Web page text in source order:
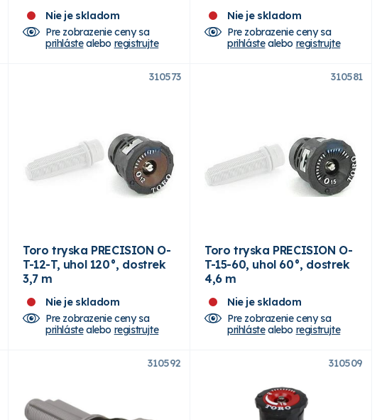
Nie je skladom
Pre zobrazenie ceny sa
prihlástealebo registrujte
Nie je skladom
Pre zobrazenie ceny sa
prihlástealebo registrujte
310573
Toro tryska PRECISION O-
T-12-T, uhol 120°, dostrek
3,7 m
Nie je skladom
Pre zobrazenie ceny sa
prihlástealebo registrujte
310581
Toro tryska PRECISION O-
T-15-60, uhol 60°, dostrek
4,6 m
Nie je skladom
Pre zobrazenie ceny sa
prihlástealebo registrujte
310592 310509